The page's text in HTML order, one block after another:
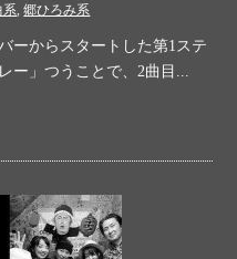
系,郷ひろみ系
ーからスタートした第1ステ
ー」つうことで、2曲目...